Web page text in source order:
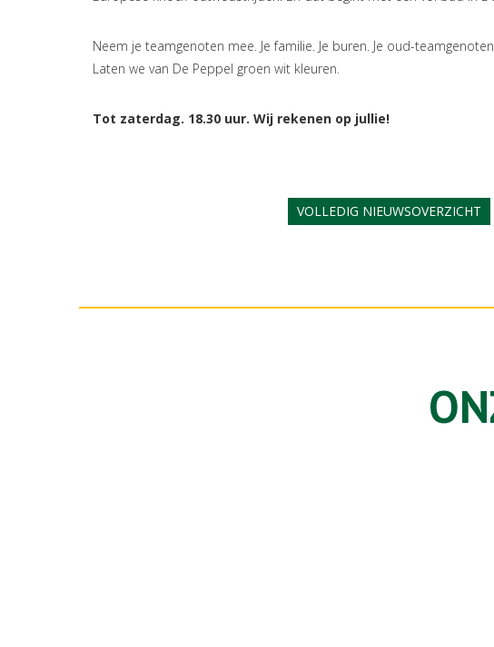
Neem je teamgenoten mee. Je familie. Je buren. Je oud-
Laten we van De Peppel groen wit kleuren.
Tot zaterdag. 18.30 uur. Wij rekenen op jullie!
VOLLEDIG NIEUWSOVERZICHT